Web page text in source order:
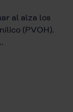
al alza los
(PVOH).